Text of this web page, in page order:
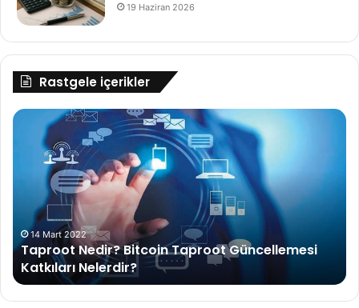
19 Haziran 2026
Rastgele içerikler
Taproot Nedir? Bitcoin Taproot Güncellemesi
Katkıları
Nelerdir?
14 Mart 2022
Taproot Nedir? Bitcoin Taproot Güncellemesi
Katkıları Nelerdir?